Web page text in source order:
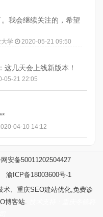
我会继续关注的，希望
学 2020-05-21 09:50
这几天会上线新版本！
05-21 22:05
04-10 14:12
安备50011202504427
渝ICP备18003600号-1
术、重庆SEO建站优化,免费诊
博客站.